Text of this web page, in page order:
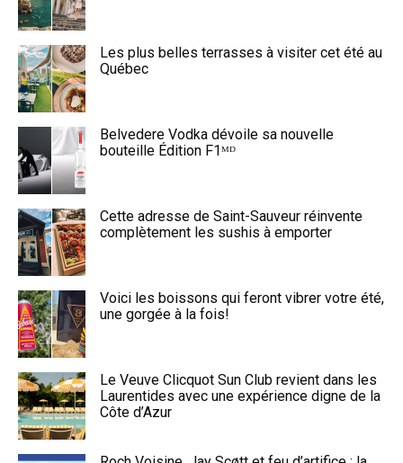
Les plus belles terrasses à visiter cet été au
Québec
Belvedere Vodka dévoile sa nouvelle
bouteille Édition F1ᴹᴰ
Cette adresse de Saint-Sauveur réinvente
complètement les sushis à emporter
Voici les boissons qui feront vibrer votre été,
une gorgée à la fois!
Le Veuve Clicquot Sun Club revient dans les
Laurentides avec une expérience digne de la
Côte d’Azur